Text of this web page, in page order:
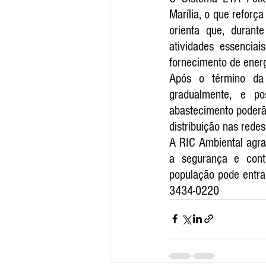
Marília, o que
orienta que,
atividades
fornecimento de
Após o término
gradualmente, e
abastecimento
distribuição nas
A RIC Ambiental
a segurança e
população pode
3434-0220